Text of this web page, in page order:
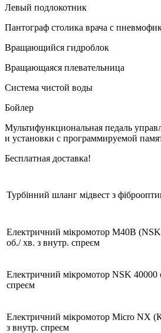
Левый подлокотник
Пантограф столика врача с
Вращающийся гидроблок
Вращающаяся плевательница
Система чистой воды
Бойлер
Мультифункциональная педаль
и установки с программируемой
Бесплатная доставка!
Турбінний шланг мідвест з
Електричний мікромотор M40B
об./ хв. з внутр. спреєм
Електричний мікромотор NSK 40000
спреєм
Електричний мікромотор Micro NX
з внутр. спреєм